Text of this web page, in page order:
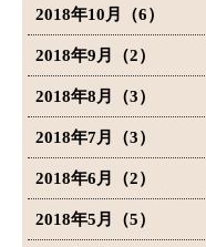
2018年10月（6）
2018年9月（2）
2018年8月（3）
2018年7月（3）
2018年6月（2）
2018年5月（5）